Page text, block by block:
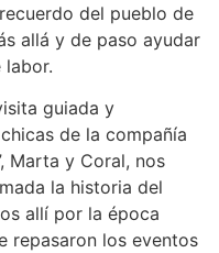
del pueblo de
allá y de paso ayudar
labor.
guiada y
de la compañía
Marta y Coral, nos
la historia del
allí por la época
repasaron los eventos